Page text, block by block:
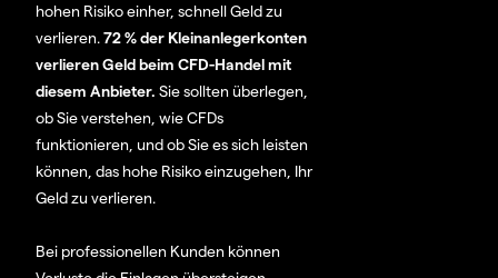
hohen Risiko einher, schnell Geld zu
verlieren.72 % der Kleinanlegerkonten
verlieren Geld beim CFD-Handel mit
diesem Anbieter. Sie sollten überlegen,
ob Sie verstehen, wie CFDs
funktionieren, und ob Sie es sich leisten
können, das hohe Risiko einzugehen, Ihr
Geld zu verlieren.
Bei professionellen Kunden können